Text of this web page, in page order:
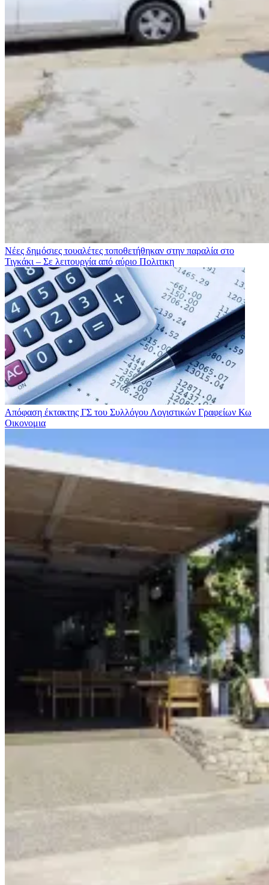
Νέες δημόσιες τουαλέτες τοποθετήθηκαν στην παραλία στο
Τιγκάκι – Σε λειτουργία από αύριο Πολιτικη
Απόφαση έκτακτης ΓΣ του Συλλόγου Λογιστικών Γραφείων Κω
Οικονομια